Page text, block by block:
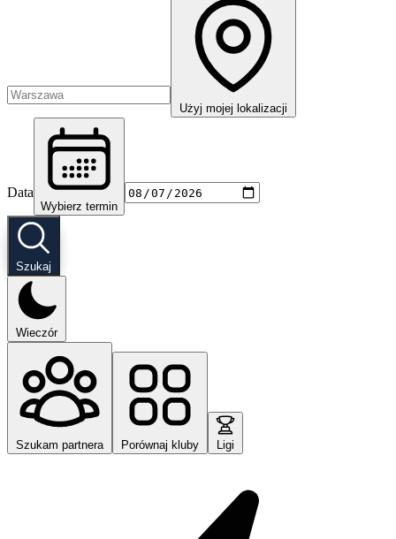
Użyj mojej lokalizacji
Data
Wybierz termin
Szukaj
Wieczór
Szukam partnera Porównaj kluby Ligi